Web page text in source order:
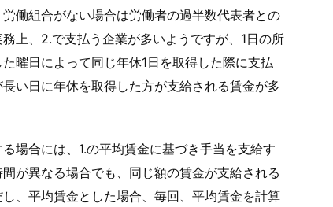
働組合がない場合は労働者の過半数代表者との
上、2.で支払う企業が多いようですが、1日の所
曜日によって同じ年休1日を取得した際に支払
い日に年休を取得した方が支給される賃金が多
場合には、1.の平均賃金に基づき手当を支給す
が異なる場合でも、同じ額の賃金が支給される
、平均賃金とした場合、毎回、平均賃金を計算